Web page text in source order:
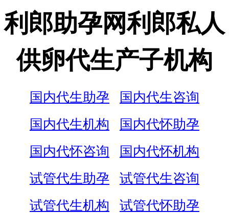
利郎助孕网利郎私人
供卵代生产子机构
国内代生助孕
国内代生咨询
国内代生机构
国内代怀助孕
国内代怀咨询
国内代怀机构
试管代生助孕
试管代生咨询
试管代生机构
试管代怀助孕